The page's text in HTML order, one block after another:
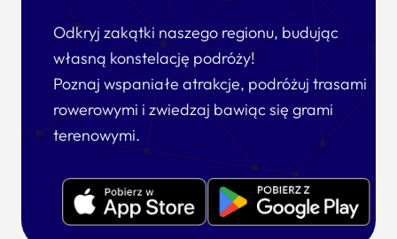
Odkryj zakątki naszego regionu, budując
własną konstelację podróży!
Poznaj wspaniałe atrakcje, podróżuj trasami
rowerowymi i zwiedzaj bawiąc się grami
terenowymi.